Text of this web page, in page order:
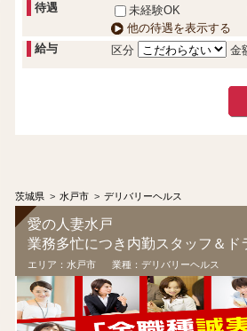
待遇
未経験OK
他の待遇を表示する
給与
区分 金
茨城県 > 水戸市 > デリバリーヘルス
愛の人妻水戸
業務多忙につき内勤スタッフ＆ド
エリア： 水戸市 業種： デリバリーヘルス